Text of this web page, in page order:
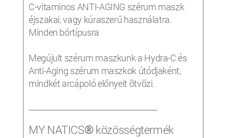
C-vitaminos ANTI-AGING szérum maszk
éjszakai, vagy kúraszerű használatra.
Minden bőrtípusra
Megújult szérum maszkunk a Hydra-C és
Anti-Aging szérum maszkok útódjaként,
mindkét arcápoló előnyeit ötvözi.
MY NATICS®közösségtermék